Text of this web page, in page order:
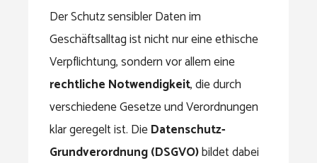
Der Schutz sensibler Daten im
Geschäftsalltag ist nicht nur eine ethische
Verpflichtung, sondern vor allem eine
rechtliche Notwendigkeit, die durch
verschiedene Gesetze und Verordnungen
klar geregelt ist. DieDatenschutz-
Grundverordnung (DSGVO)bildet dabei